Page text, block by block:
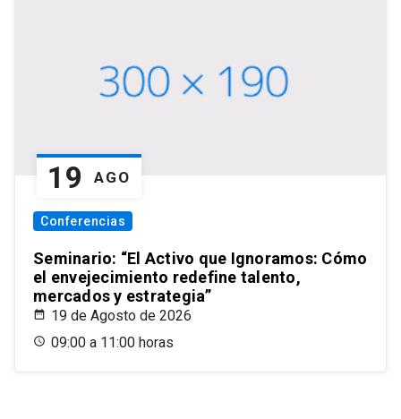
19 AGO
Conferencias
Seminario: “El Activo que Ignoramos: Cómo
el envejecimiento redefine talento,
mercados y estrategia”
19 de Agosto de 2026
09:00 a 11:00 horas